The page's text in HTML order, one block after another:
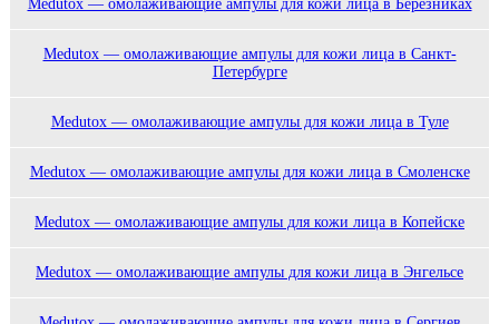
Medutox — омолаживающие ампулы для кожи лица в Березниках
Medutox — омолаживающие ампулы для кожи лица в Санкт-
Петербурге
Medutox — омолаживающие ампулы для кожи лица в Туле
Medutox — омолаживающие ампулы для кожи лица в Смоленске
Medutox — омолаживающие ампулы для кожи лица в Копейске
Medutox — омолаживающие ампулы для кожи лица в Энгельсе